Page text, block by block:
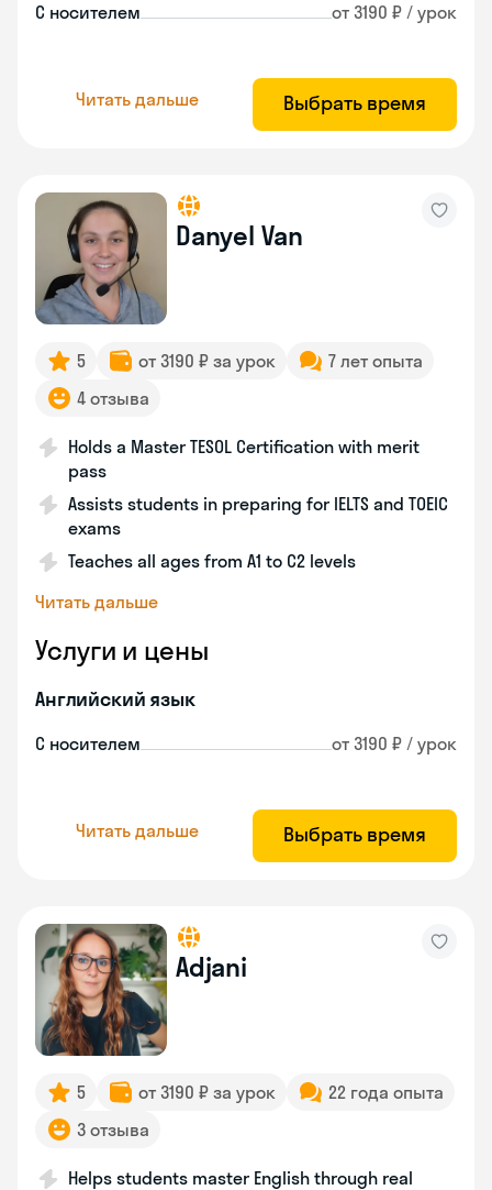
С носителем от 3190 ₽ / урок
Читать дальше Выбрать время
Danyel Van
5 от 3190 ₽ за урок
7 лет опыта
4 отзыва
Holds a Master TESOL Certification with merit
pass
Assists students in preparing for IELTS and TOEIC
exams
Teaches all ages from A1 to C2 levels
Читать дальше
Услуги и цены
Английский язык
С носителем от 3190 ₽ / урок
Читать дальше Выбрать время
Adjani
5 от 3190 ₽ за урок
22 года опыта
3 отзыва
Helps students master English through real